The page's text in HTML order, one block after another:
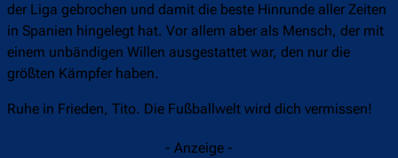
der Liga gebrochen und damit die beste Hinrunde aller Zeiten
in Spanien hingelegt hat. Vor allem aber als Mensch, der mit
einem unbändigen Willen ausgestattet war, den nur die
größten Kämpfer haben.
Ruhe in Frieden, Tito. Die Fußballwelt wird dich vermissen!
- Anzeige -